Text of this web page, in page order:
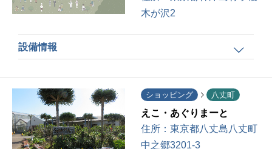
木が沢2
設備情報
ショッピング 八丈町
えこ・あぐりまーと
住所： 東京都八丈島八丈町
中之郷3201-3